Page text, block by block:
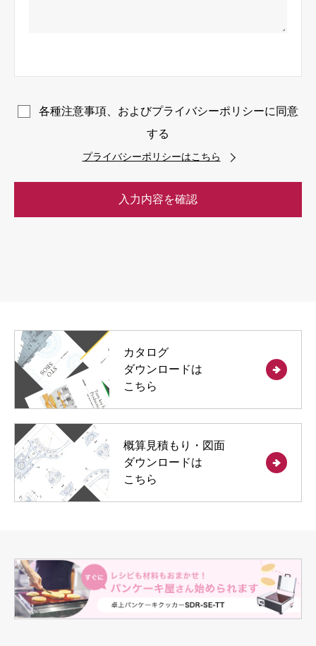
各種注意事項、およびプライバシーポリシーに同意
する
プライバシーポリシーはこちら
カタログ
ダウンロードは
こちら
概算見積もり・図面
ダウンロードは
こちら